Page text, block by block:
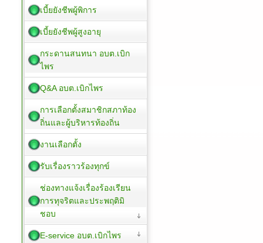
เบี้ยยังชีพผู้พิการ
เบี้ยยังชีพผู้สูงอายุ
กระดานสนทนา อบต.เบิก
ไพร
Q&A อบต.เบิกไพร
การเลือกตั้งสมาชิกสภาท้อง
ถิ่นและผู้บริหารท้องถิ่น
งานเลือกตั้ง
รับเรื่องราวร้องทุกข์
ช่องทางแจ้งเรื่องร้องเรียน
การทุจริตและประพฤติมิ
ชอบ
E-service อบต.เบิกไพร